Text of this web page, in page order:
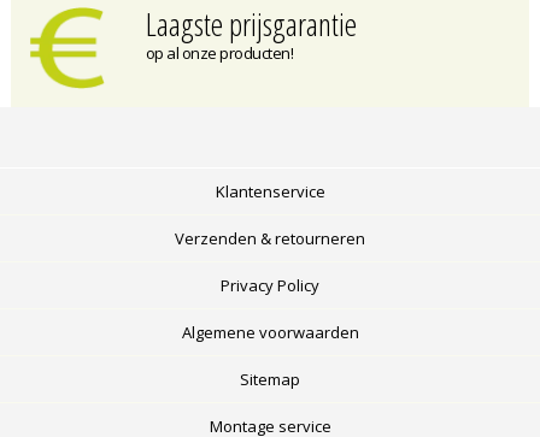
Laagste prijsgarantie
op al onze producten!
Klantenservice
Verzenden & retourneren
Privacy Policy
Algemene voorwaarden
Sitemap
Montage service